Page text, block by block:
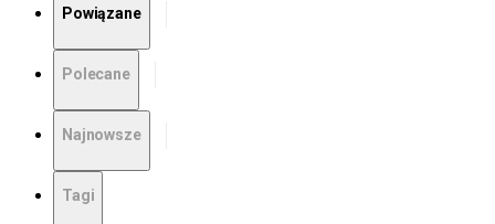
Powiązane
Polecane
Najnowsze
Tagi